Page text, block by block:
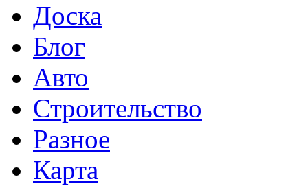
Доска
Блог
Авто
Строительство
Разное
Карта